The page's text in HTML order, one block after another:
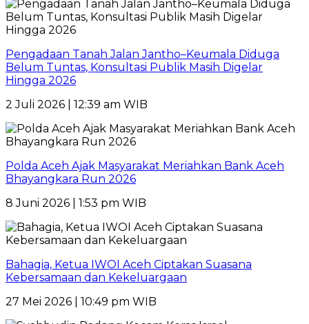
Pengadaan Tanah Jalan Jantho–Keumala Diduga
Belum Tuntas, Konsultasi Publik Masih Digelar
Hingga 2026
2 Juli 2026 | 12:39 am WIB
Polda Aceh Ajak Masyarakat Meriahkan Bank Aceh
Bhayangkara Run 2026
8 Juni 2026 | 1:53 pm WIB
Bahagia, Ketua IWOI Aceh Ciptakan Suasana
Kebersamaan dan Kekeluargaan
27 Mei 2026 | 10:49 pm WIB